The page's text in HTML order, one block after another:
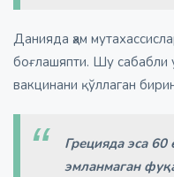
Данияда ҳам
боғлашяпти. Шу сабабли
вакцинани қўллаган
Грецияда эса
эмланмаган